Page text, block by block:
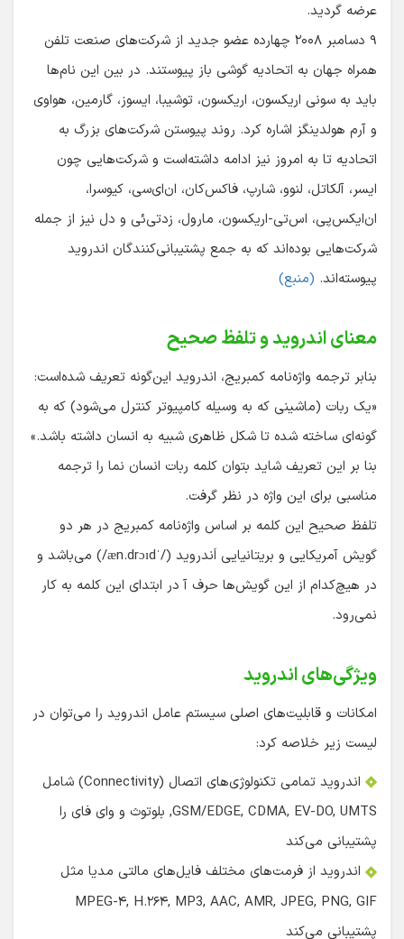
عرضه گردید.
۹ دسامبر ۲۰۰۸ چهارده عضو جدید از شرکت‌های صنعت تلفن
همراه جهان به اتحادیه گوشی باز پیوستند. در بین این نام‌ها
باید به سونی اریکسون، اریکسون، توشیبا، ایسوز، گارمین، هواوی
و آرم هولدینگز اشاره کرد. روند پیوستن شرکت‌های بزرگ به
اتحادیه تا به امروز نیز ادامه داشته‌است و شرکت‌هایی چون
ایسر، آلکاتل، لنوو، شارپ، فاکس‌کان، ان‌ای‌سی، کیوسرا،
ان‌ایکس‌پی، اس‌تی-اریکسون، مارول، زدتی‌ئی و دل نیز از جمله
شرکت‌هایی بوده‌اند که به جمع پشتیبانی‌کنندگان اندروید
پیوسته‌اند. (منبع)
معنای اندروید و تلفظ صحیح
بنابر ترجمه واژه‌نامه کمبریج، اندروید این‌گونه تعریف شده‌است:
«یک ربات (ماشینی که به وسیله کامپیوتر کنترل می‌شود) که به
گونه‌ای ساخته شده تا شکل ظاهری شبیه به انسان داشته باشد.»
بنا بر این تعریف شاید بتوان کلمه ربات انسان نما را ترجمه
مناسبی برای این واژه در نظر گرفت.
تلفظ صحیح این کلمه بر اساس واژه‌نامه کمبریج در هر دو
گویش آمریکایی و بریتانیایی اَندروید (/ˈæn.drɔɪd/) می‌باشد و
در هیچ‌کدام از این گویش‌ها حرف آ در ابتدای این کلمه به کار
نمی‌رود.
ویژگی‌های اندروید
امکانات و قابلیت‌های اصلی سیستم عامل اندروید را می‌توان در
لیست زیر خلاصه کرد:
اندروید تمامی تکنولوژی‌های اتصال (Connectivity) شامل
GSM/EDGE, CDMA, EV-DO, UMTS, بلوتوث و وای فای را
پشتیبانی می‌کند
اندروید از فرمت‌های مختلف فایل‌های مالتی مدیا مثل
MPEG-۴, H.۲۶۴, MP3, AAC, AMR, JPEG, PNG, GIF
پشتیبانی می‌کند